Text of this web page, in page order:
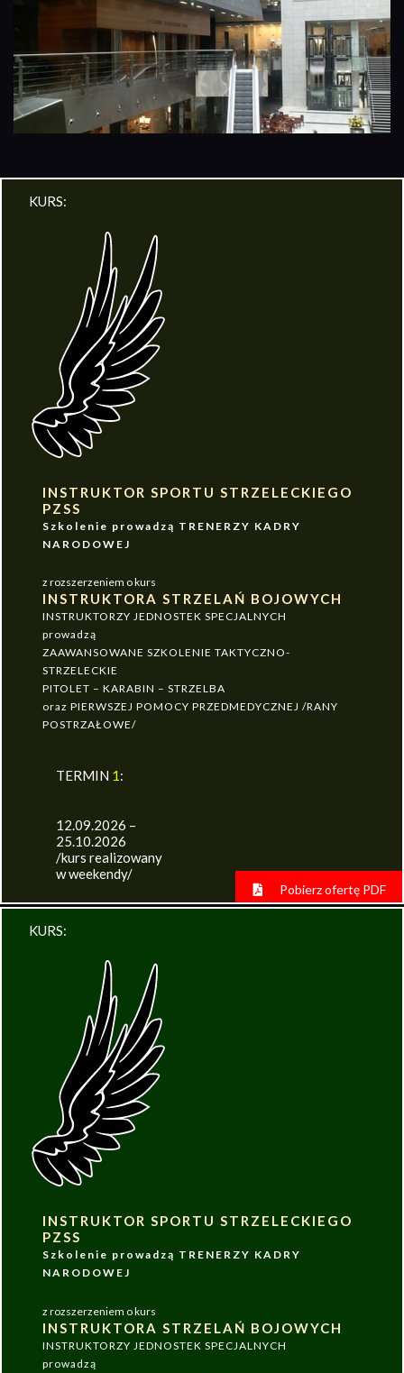
KURS:
INSTRUKTOR SPORTU STRZELECKIEGO
PZSS
Szkolenie prowadzą TRENERZY KADRY
NARODOWEJ
z rozszerzeniem o kurs
INSTRUKTORA STRZELAŃ BOJOWYCH
INSTRUKTORZY JEDNOSTEK SPECJALNYCH
prowadzą
ZAAWANSOWANE SZKOLENIE TAKTYCZNO-
STRZELECKIE
PITOLET – KARABIN – STRZELBA
oraz PIERWSZEJ POMOCY PRZEDMEDYCZNEJ /RANY
POSTRZAŁOWE/
TERMIN 1:
12.09.2026 –
25.10.2026
/kurs realizowany
w weekendy/
Pobierz ofertę PDF
KURS:
INSTRUKTOR SPORTU STRZELECKIEGO
PZSS
Szkolenie prowadzą TRENERZY KADRY
NARODOWEJ
z rozszerzeniem o kurs
INSTRUKTORA STRZELAŃ BOJOWYCH
INSTRUKTORZY JEDNOSTEK SPECJALNYCH
prowadzą